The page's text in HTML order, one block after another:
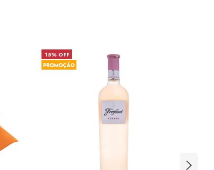
15% OFF